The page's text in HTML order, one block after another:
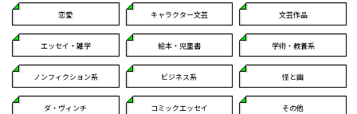
恋愛 キャラクター文芸 文芸作品
エッセイ・雑学 絵本・児童書 学術・教養系
ノンフィクション系 ビジネス系 怪と幽
ダ・ヴィンチ コミックエッセイ その他